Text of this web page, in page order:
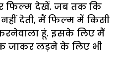
फिल्म देखें. जब तक कि
नहीं देती, मैं फिल्म में किसी
हूं. इसके लिए मैं
जाकर लड़ने के लिए भी